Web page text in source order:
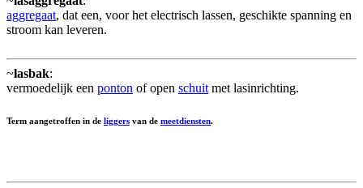
aggregaat, dat een, voor het electrisch lassen, geschikte spanning en
stroom kan leveren.
~lasbak:
vermoedelijk een ponton of open schuit met lasinrichting.
Term aangetroffen in de liggers van de meetdiensten.